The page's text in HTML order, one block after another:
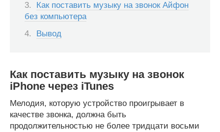
Как поставить музыку на звонок Айфон
без компьютера
Вывод
Как поставить музыку на звонок
iPhone через iTunes
Мелодия, которую устройство проигрывает в
качестве звонка, должна быть
продолжительностью не более тридцати восьми